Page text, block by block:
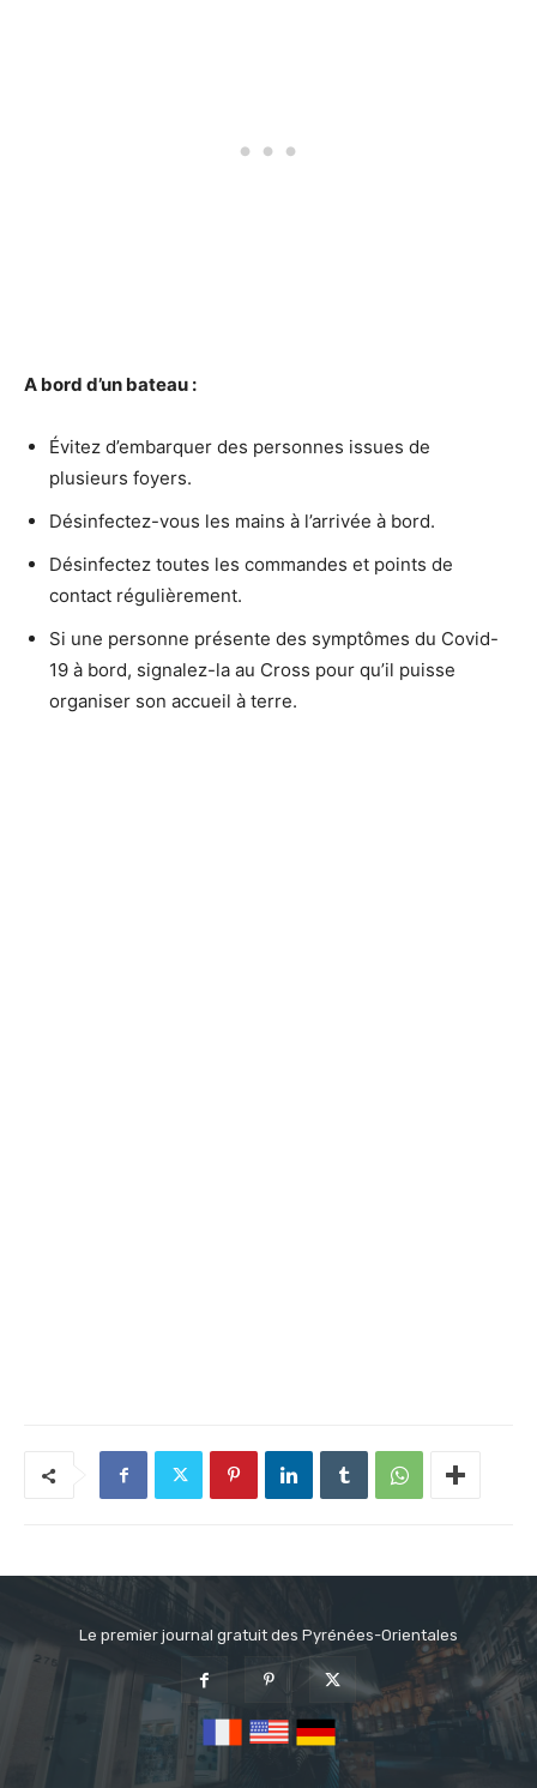
A bord d’un bateau :
Évitez d’embarquer des personnes issues de
plusieurs foyers.
Désinfectez-vous les mains à l’arrivée à bord.
Désinfectez toutes les commandes et points de
contact régulièrement.
Si une personne présente des symptômes du Covid-
19 à bord, signalez-la au Cross pour qu’il puisse
organiser son accueil à terre.
Le premier journal gratuit des Pyrénées-Orientales